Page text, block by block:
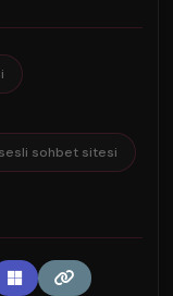
sohbet sitesi